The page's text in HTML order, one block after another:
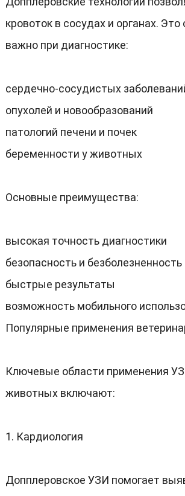
кровоток в сосудах и органах. Это
важно при диагностике:
сердечно-сосудистых
опухолей и новообразований
патологий печени и почек
беременности у животных
Основные преимущества:
высокая точность диагностики
безопасность и безболезненность
быстрые результаты
возможность мобильного
Популярные применения
Ключевые области применения
животных включают:
1. Кардиология
Допплеровское УЗИ помогает